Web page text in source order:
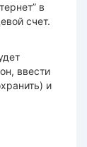
в
счет.
ввести
и